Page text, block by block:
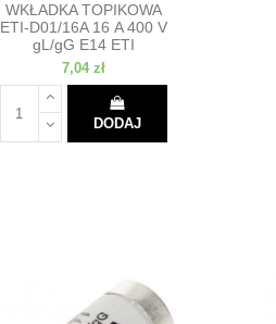
WKŁADKA TOPIKOWA
ETI-D01/16A 16 A 400 V
gL/gG E14 ETI
7,04 zł
DODAJ